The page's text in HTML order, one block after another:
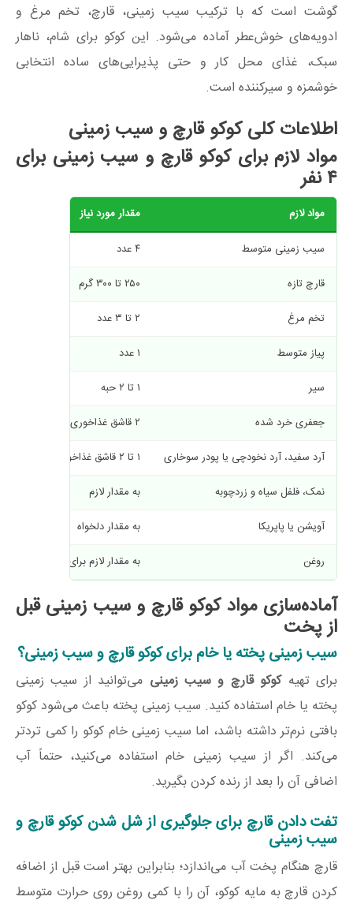
گوشت است که با ترکیب سیب زمینی، قارچ، تخم مرغ و
ادویه‌های خوش‌عطر آماده می‌شود. این کوکو برای شام، ناهار
سبک، غذای محل کار و حتی پذیرایی‌های ساده انتخابی
خوشمزه و سیرکننده است.
اطلاعات کلی کوکو قارچ و سیب زمینی
مواد لازم برای کوکو قارچ و سیب زمینی برای
۴ نفر
مواد لازم مقدار مورد نیاز
سیب زمینی متوسط
۴ عدد
قارچ تازه
۲۵۰ تا ۳۰۰ گرم
تخم مرغ
۲ تا ۳ عدد
پیاز متوسط
۱ عدد
سیر
۱ تا ۲ حبه
جعفری خرد شده
۲ قاشق غذاخوری
آرد سفید، آرد نخودچی یا پودر سوخاری
۱ تا ۲ قاشق غذاخوری
نمک، فلفل سیاه و زردچوبه
به مقدار لازم
آویشن یا پاپریکا
به مقدار دلخواه
روغن
به مقدار لازم برای سرخ کردن
آماده‌سازی مواد کوکو قارچ و سیب زمینی قبل
از پخت
سیب زمینی پخته یا خام برای کوکو قارچ و سیب زمینی؟
برای تهیهکوکو قارچ و سیب زمینی می‌توانید از سیب زمینی
پخته یا خام استفاده کنید. سیب زمینی پخته باعث می‌شود کوکو
بافتی نرم‌تر داشته باشد، اما سیب زمینی خام کوکو را کمی تردتر
می‌کند. اگر از سیب زمینی خام استفاده می‌کنید، حتماً آب
اضافی آن را بعد از رنده کردن بگیرید.
تفت دادن قارچ برای جلوگیری از شل شدن کوکو قارچ و
سیب زمینی
قارچ هنگام پخت آب می‌اندازد؛ بنابراین بهتر است قبل از اضافه
کردن قارچ به مایه کوکو، آن را با کمی روغن روی حرارت متوسط